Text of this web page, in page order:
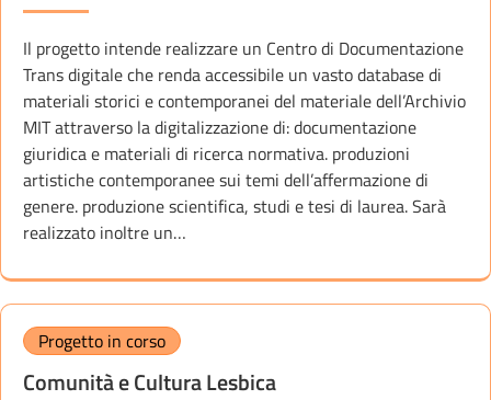
Il progetto intende realizzare un Centro di Documentazione
Trans digitale che renda accessibile un vasto database di
materiali storici e contemporanei del materiale dell’Archivio
MIT attraverso la digitalizzazione di: documentazione
giuridica e materiali di ricerca normativa. produzioni
artistiche contemporanee sui temi dell’affermazione di
genere. produzione scientifica, studi e tesi di laurea. Sarà
realizzato inoltre un…
Progetto in corso
Comunità e Cultura Lesbica